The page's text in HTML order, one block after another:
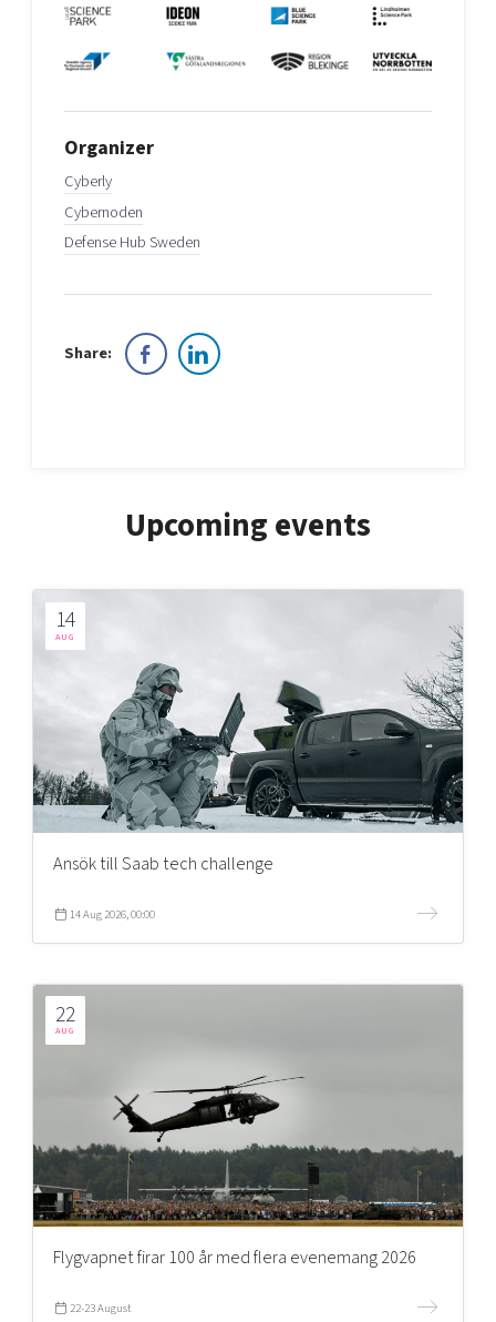
Organizer
Cyberly
Cybernoden
Defense Hub Sweden
Share:
Upcoming events
14
AUG
Ansök till Saab tech challenge
14 Aug 2026, 00:00
22
AUG
Flygvapnet firar 100 år med flera evenemang 2026
22-23 August